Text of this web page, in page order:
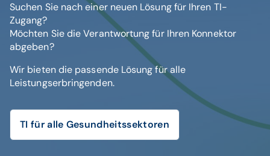
Suchen Sie nach einer neuen Lösung für Ihren TI-
Zugang?
Möchten Sie die Verantwortung für Ihren Konnektor
abgeben?
Wir bieten die passende Lösung für alle
Leistungserbringenden.
TI für alle Gesundheitssektoren